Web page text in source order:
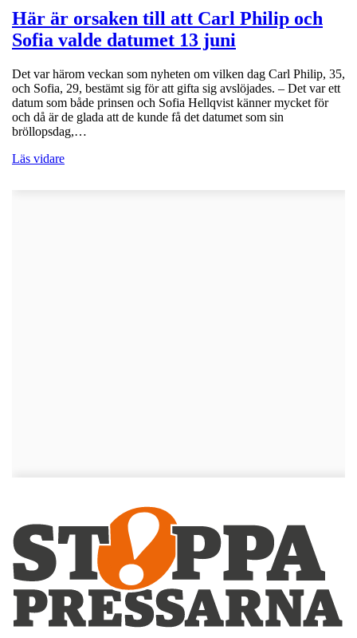
Här är orsaken till att Carl Philip och
Sofia valde datumet 13 juni
Det var härom veckan som nyheten om vilken dag Carl Philip, 35,
och Sofia, 29, bestämt sig för att gifta sig avslöjades. – Det var ett
datum som både prinsen och Sofia Hellqvist känner mycket för
och då är de glada att de kunde få det datumet som sin
bröllopsdag,…
Läs vidare